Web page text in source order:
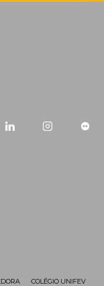
COLÉGIO UNIFEV